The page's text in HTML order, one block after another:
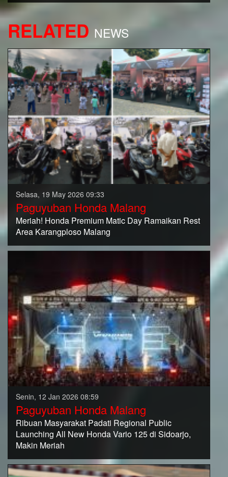
RELATED NEWS
Selasa, 19 May 2026 09:33
Paguyuban Honda Malang
Meriah! Honda Premium Matic Day Ramaikan Rest
Area Karangploso Malang
Senin, 12 Jan 2026 08:59
Paguyuban Honda Malang
Ribuan Masyarakat Padati Regional Public
Launching All New Honda Vario 125 di Sidoarjo,
Makin Meriah